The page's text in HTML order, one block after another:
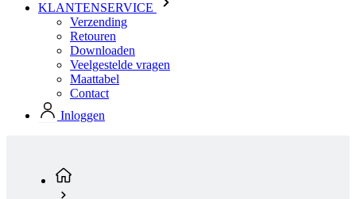
KLANTENSERVICE
Verzending
Retouren
Downloaden
Veelgestelde vragen
Maattabel
Contact
Inloggen